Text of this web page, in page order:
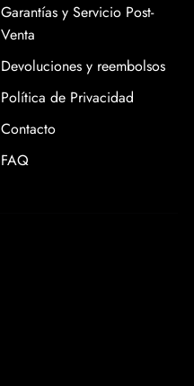
Garantías y Servicio Post-
Venta
Devoluciones y reembolsos
Política de Privacidad
Contacto
FAQ